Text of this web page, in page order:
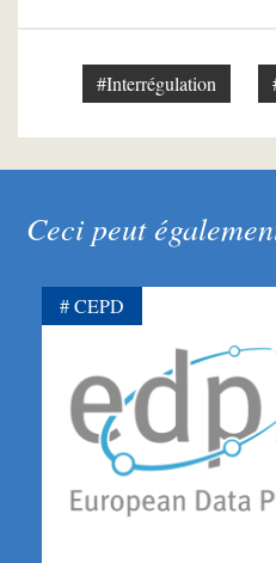
#Interrégulation
Ceci peut
CEPD